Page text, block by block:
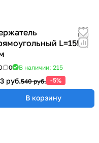
L=155
0 В наличии: 215
руб.540 руб. -5%
В корзину